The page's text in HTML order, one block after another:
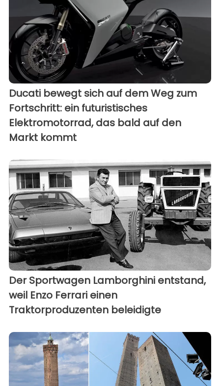
Ducati bewegt sich auf dem Weg zum
Fortschritt: ein futuristisches
Elektromotorrad, das bald auf den
Markt kommt
Der Sportwagen Lamborghini entstand,
weil Enzo Ferrari einen
Traktorproduzenten beleidigte